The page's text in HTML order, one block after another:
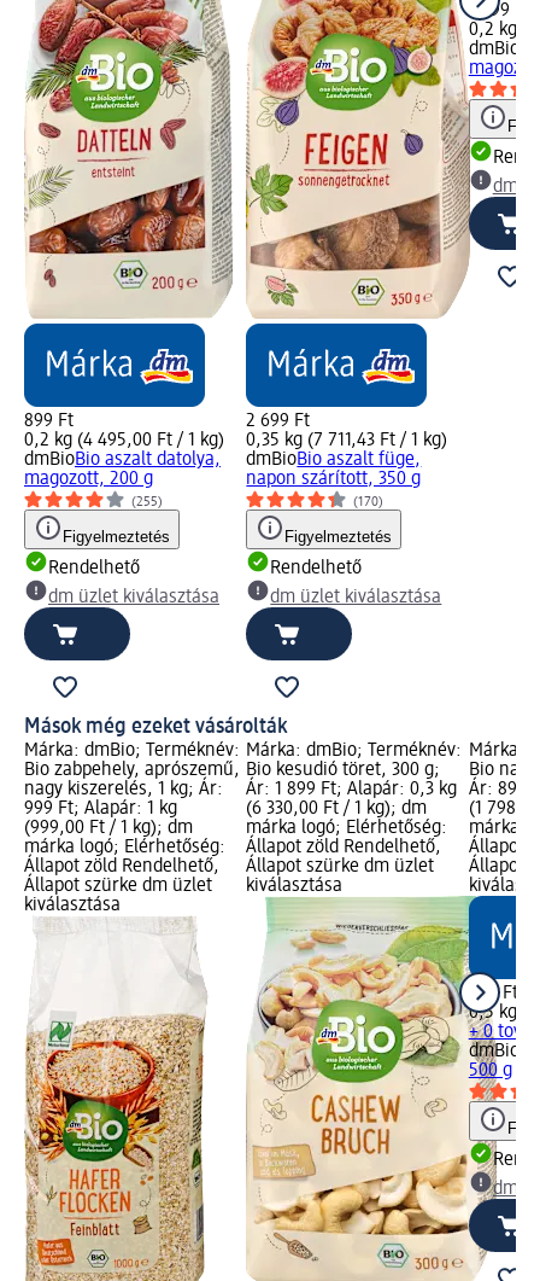
899 Ft
0,2 kg (4 495,00 Ft / 1 kg)
dmBioBio aszalt datolya,
magozott, 200 g
(255)
Figyelmeztetés
Rendelhető
dm üzlet kiválasztása
2 699 Ft
0,35 kg (7 711,43 Ft / 1 kg)
dmBioBio aszalt füge,
napon szárított, 350 g
(170)
Figyelmeztetés
Rendelhető
dm üzlet kiválasztása
1 599 Ft
0,2 kg
dmBio
dm
Mások még ezeket vásárolták
Márka: dmBio; Terméknév:
Bio zabpehely, aprószemű,
nagy kiszerelés, 1 kg; Ár:
999 Ft; Alapár: 1 kg
(999,00 Ft / 1 kg); dm
márka logó; Elérhetőség:
Állapot zöld Rendelhető,
Állapot szürke dm üzlet
kiválasztása
Márka: dmBio; Terméknév:
Bio kesudió töret, 300 g;
Ár: 1 899 Ft; Alapár: 0,3 kg
(6 330,00 Ft / 1 kg); dm
márka logó; Elérhetőség:
Állapot zöld Rendelhető,
Állapot szürke dm üzlet
kiválasztása
Márka:
Bio
Ár: 899
(1
márka
Állapot
Állapot
899 Ft
0,5 kg
+ 0
dmBio
500 g
dm